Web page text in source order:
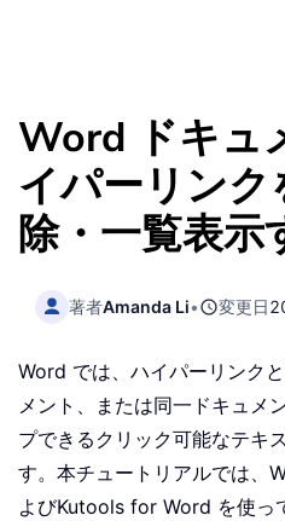
Word ドキュ
イパーリンク
除・一覧表示
著者Amanda Li• 変更日
Word では、ハイパーリンク
メント、または同一ドキュメ
プできるクリック可能なテキ
す。本チュートリアルでは、
よびKutools for Word を使っ